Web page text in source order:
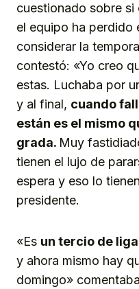
cuestionado sobre si
el equipo ha perdido
considerar la
contestó: «Yo creo
estas. Luchaba por
y al final, cuando
están es el mismo
grada. Muy
tienen el lujo de
espera y eso lo
presidente.
«Es un tercio de
y ahora mismo hay
domingo»